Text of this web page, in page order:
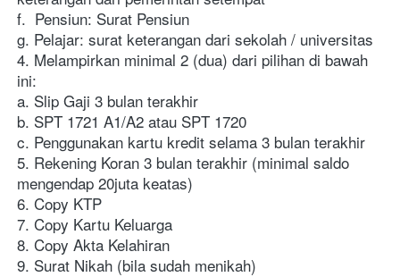
f.  Pensiun: Surat Pensiun
g. Pelajar: surat keterangan dari sekolah / universitas
4. Melampirkan minimal 2 (dua) dari pilihan di bawah
ini:
a. Slip Gaji 3 bulan terakhir
b. SPT 1721 A1/A2 atau SPT 1720
c. Penggunakan kartu kredit selama 3 bulan terakhir
5. Rekening Koran 3 bulan terakhir (minimal saldo
mengendap 20juta keatas)
6. Copy KTP
7. Copy Kartu Keluarga
8. Copy Akta Kelahiran
9. Surat Nikah (bila sudah menikah)